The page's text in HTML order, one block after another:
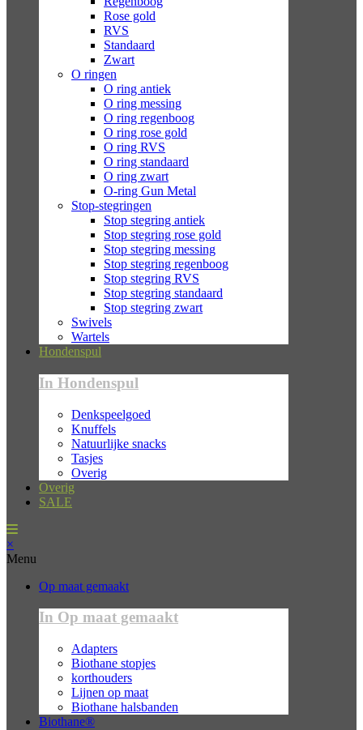
Rose gold
RVS
Standaard
Zwart
O ringen
O ring antiek
O ring messing
O ring regenboog
O ring rose gold
O ring RVS
O ring standaard
O ring zwart
O-ring Gun Metal
Stop-stegringen
Stop stegring antiek
Stop stegring rose gold
Stop stegring messing
Stop stegring regenboog
Stop stegring RVS
Stop stegring standaard
Stop stegring zwart
Swivels
Wartels
Hondenspul
In Hondenspul
Denkspeelgoed
Knuffels
Natuurlijke snacks
Tasjes
Overig
Overig
SALE
×
Menu
Op maat gemaakt
In Op maat gemaakt
Adapters
Biothane stopjes
korthouders
Lijnen op maat
Biothane halsbanden
Biothane®